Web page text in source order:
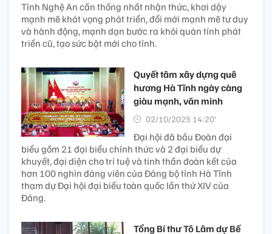
Tỉnh Nghệ An cần thống nhất nhận thức, khơi dậy
mạnh mẽ khát vọng phát triển, đổi mới mạnh mẽ tư duy
và hành động, mạnh dạn bước ra khỏi quán tính phát
triển cũ, tạo sức bật mới cho tỉnh.
Quyết tâm xây dựng quê
hương Hà Tĩnh ngày càng
giàu mạnh, văn minh
02/10/2025 14:20’
Đại hội đã bầu Đoàn đại
biểu gồm 21 đại biểu chính thức và 2 đại biểu dự
khuyết, đại diện cho trí tuệ và tinh thần đoàn kết của
hơn 100 nghìn đảng viên của Đảng bộ tỉnh Hà Tĩnh
tham dự Đại hội đại biểu toàn quốc lần thứ XIV của
Đảng.
Tổng Bí thư Tô Lâm dự Bế